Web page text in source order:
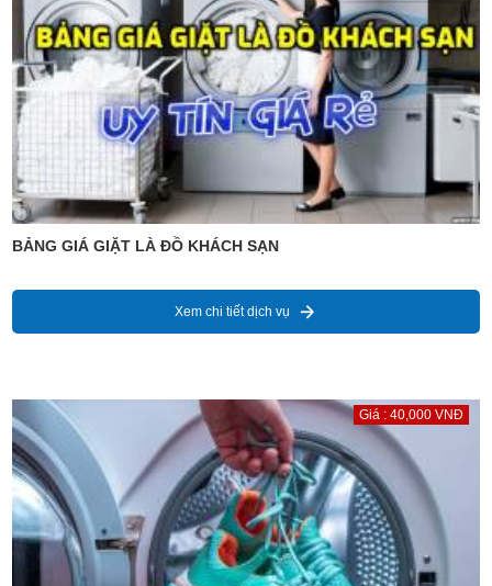
BẢNG GIÁ GIẶT LÀ ĐỒ KHÁCH SẠN
Xem chi tiết dịch vụ
Giá : 40,000 VNĐ